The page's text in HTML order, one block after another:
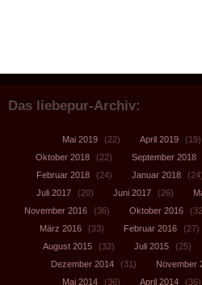
Das liebepur-Archiv:
Mai 2019 (22) April 2019 (19)
Oktober 2018
(22) September 2018
Februar 2018
(24) Januar 2018 (24)
Juli 2017
(20) Juni 2017 (26)
November 2016
(36) Oktober 2016
März 2016
(33) Februar 2016 (27)
August 2015
(32) Juli 2015 (25)
Dezember 2014
(31) November
Mai 2014
(36) April 2014 (36)